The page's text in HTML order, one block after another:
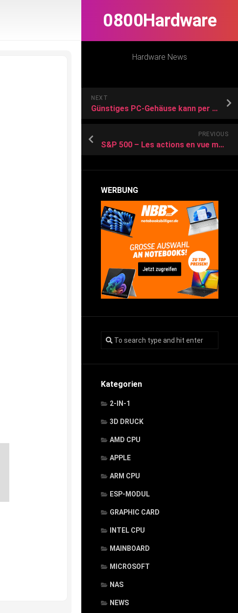
0800Hardware
Hardware News
NEXT
Günstiges PC-Gehäuse kann per 3D-Drucker erweitert werden: Cooler Master präsentiert QUBE 540
PREVIOUS
S&P 500 – Les actions en vue mardi : Fedex, AMD, Nvidia, Microsoft, CoreWeave, Paramount Skydance, Occidental Petroleum, Alphabet
WERBUNG
Kategorien
2-IN-1
3D DRUCK
AMD CPU
APPLE
ARM CPU
ESP-MODUL
GRAPHIC CARD
INTEL CPU
MAINBOARD
MICROSOFT
NAS
NEWS